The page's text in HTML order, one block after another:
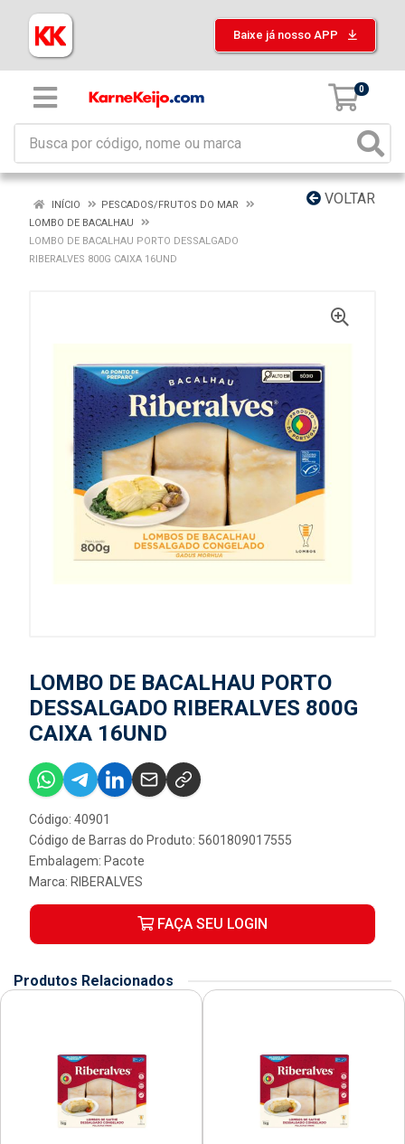
Baixe já nosso APP
0
VOLTAR
INÍCIO
PESCADOS/FRUTOS DO MAR
LOMBO DE BACALHAU
LOMBO DE BACALHAU PORTO DESSALGADO
RIBERALVES 800G CAIXA 16UND
LOMBO DE BACALHAU PORTO
DESSALGADO RIBERALVES 800G
CAIXA 16UND
Código: 40901
Código de Barras do Produto: 5601809017555
Embalagem: Pacote
Marca: RIBERALVES
FAÇA SEU LOGIN
Produtos Relacionados